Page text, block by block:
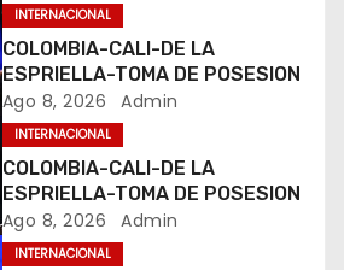
INTERNACIONAL
COLOMBIA-CALI-DE LA
ESPRIELLA-TOMA DE POSESION
Ago 8, 2026 Admin
INTERNACIONAL
COLOMBIA-CALI-DE LA
ESPRIELLA-TOMA DE POSESION
Ago 8, 2026 Admin
INTERNACIONAL